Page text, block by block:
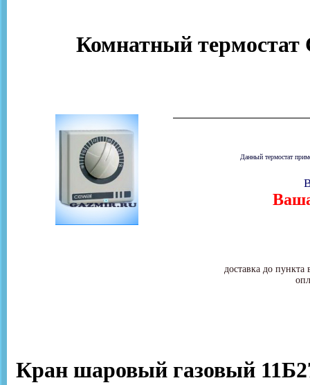
Комнатный
Данный термостат
доставка до
Кран шаровый газовый